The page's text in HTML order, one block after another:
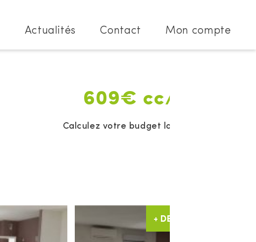
Actualités Contact Mon compte
609€ cc/mois
Calculez votre budget location
+ DE PHOTOS